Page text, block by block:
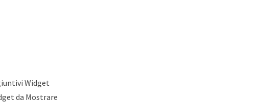
Widget
da Mostrare